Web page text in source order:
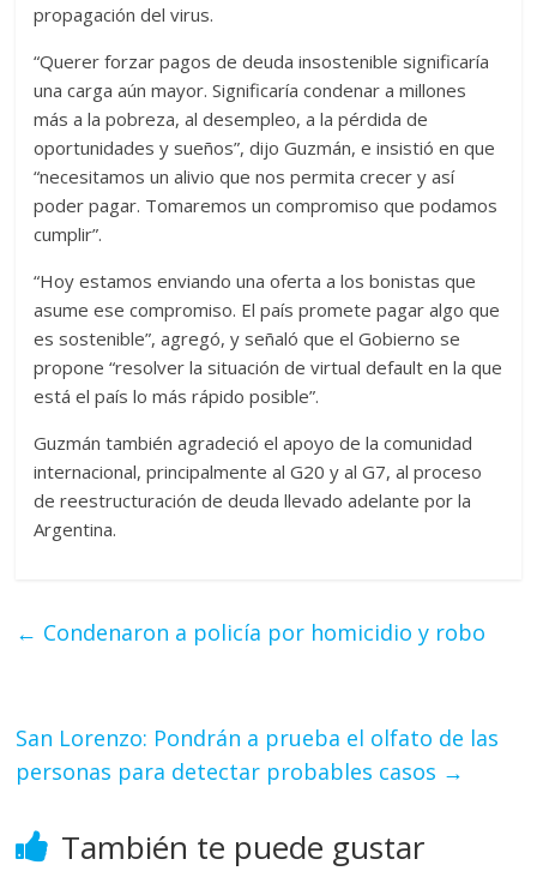
propagación del virus.
“Querer forzar pagos de deuda insostenible significaría
una carga aún mayor. Significaría condenar a millones
más a la pobreza, al desempleo, a la pérdida de
oportunidades y sueños”, dijo Guzmán, e insistió en que
“necesitamos un alivio que nos permita crecer y así
poder pagar. Tomaremos un compromiso que podamos
cumplir”.
“Hoy estamos enviando una oferta a los bonistas que
asume ese compromiso. El país promete pagar algo que
es sostenible”, agregó, y señaló que el Gobierno se
propone “resolver la situación de virtual default en la que
está el país lo más rápido posible”.
Guzmán también agradeció el apoyo de la comunidad
internacional, principalmente al G20 y al G7, al proceso
de reestructuración de deuda llevado adelante por la
Argentina.
← Condenaron a policía por homicidio y robo
San Lorenzo: Pondrán a prueba el olfato de las
personas para detectar probables casos →
También te puede gustar